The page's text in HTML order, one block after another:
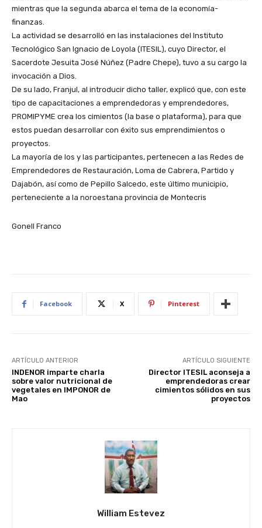
mientras que la segunda abarca el tema de la economía-
finanzas.
La actividad se desarrolló en las instalaciones del Instituto
Tecnológico San Ignacio de Loyola (ITESIL), cuyo Director, el
Sacerdote Jesuita José Núñez (Padre Chepe), tuvo a su cargo la
invocación a Dios.
De su lado, Franjul, al introducir dicho taller, explicó que, con este
tipo de capacitaciones a emprendedoras y emprendedores,
PROMIPYME crea los cimientos (la base o plataforma), para que
estos puedan desarrollar con éxito sus emprendimientos o
proyectos.
La mayoría de los y las participantes, pertenecen a las Redes de
Emprendedores de Restauración, Loma de Cabrera, Partido y
Dajabón, así como de Pepillo Salcedo, este último municipio,
perteneciente a la noroestana provincia de Montecris
Gonell Franco
Facebook X Pinterest
ARTÍCULO ANTERIOR
INDENOR imparte charla
sobre valor nutricional de
vegetales en IMPONOR de
Mao
ARTÍCULO SIGUIENTE
Director ITESIL aconseja a
emprendedoras crear
cimientos sólidos en sus
proyectos
William Estevez